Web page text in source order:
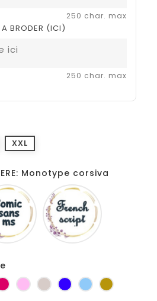
250 char. max
A BRODER (ICI)
250 char. max
XXL
Monotype corsiva
Comic
sans
ms
FuchsiaRoseFicelleBleu
roi
Bleu
clair
Or